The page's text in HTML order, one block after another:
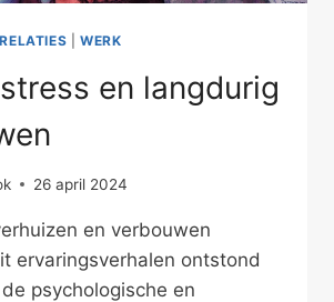
RELATIES WERK
en langdurig
26 april 2024
en verbouwen
ervaringsverhalen ontstond
psychologische en